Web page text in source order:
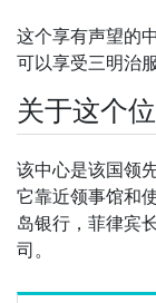
这个享有声望的
可以享受三明治
关于这个
该中心是该国领
它靠近领事馆和
岛银行，菲律宾
司。